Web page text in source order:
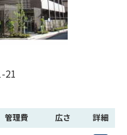
21
管理費 広さ 詳細